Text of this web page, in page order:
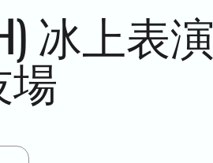
冰上表演